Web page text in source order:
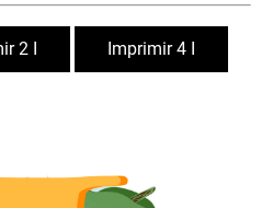
2 I Imprimir 4 I